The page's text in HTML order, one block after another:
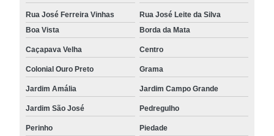
Rua José Ferreira Vinhas
Rua José Leite da Silva
Boa Vista
Borda da Mata
Caçapava Velha Centro
Colonial Ouro Preto Grama
Jardim Amália Jardim Campo Grande
Jardim São José Pedregulho
Perinho Piedade